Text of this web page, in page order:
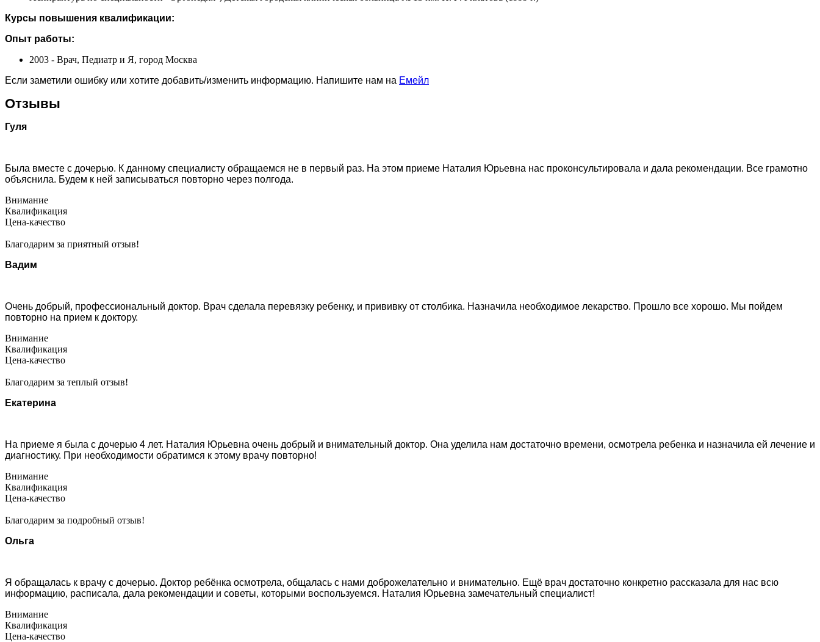
Курсы повышения квалификации:
Опыт работы:
2003 - Врач, Педиатр и Я, город Москва
Если заметили ошибку или хотите добавить/изменить информацию. Напишите нам на Емейл
Отзывы
Гуля
Была вместе с дочерью. К данному специалисту обращаемся не в первый раз. На этом приеме Наталия Юрьевна нас проконсультировала и дала рекомендации. Все грамотно
объяснила. Будем к ней записываться повторно через полгода.
Внимание
Квалификация
Цена-качество
Благодарим за приятный отзыв!
Вадим
Очень добрый, профессиональный доктор. Врач сделала перевязку ребенку, и прививку от столбика. Назначила необходимое лекарство. Прошло все хорошо. Мы пойдем
повторно на прием к доктору.
Внимание
Квалификация
Цена-качество
Благодарим за теплый отзыв!
Екатерина
На приеме я была с дочерью 4 лет. Наталия Юрьевна очень добрый и внимательный доктор. Она уделила нам достаточно времени, осмотрела ребенка и назначила ей лечение и
диагностику. При необходимости обратимся к этому врачу повторно!
Внимание
Квалификация
Цена-качество
Благодарим за подробный отзыв!
Ольга
Я обращалась к врачу с дочерью. Доктор ребёнка осмотрела, общалась с нами доброжелательно и внимательно. Ещё врач достаточно конкретно рассказала для нас всю
информацию, расписала, дала рекомендации и советы, которыми воспользуемся. Наталия Юрьевна замечательный специалист!
Внимание
Квалификация
Цена-качество